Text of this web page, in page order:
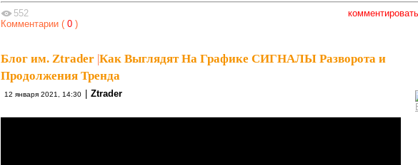
комментировать
552
Комментарии ( 0 )
Блог им. Ztrader |Как Выглядят На Графике СИГНАЛЫ Разворота и
Продолжения Тренда
12 января 2021, 14:30 | Ztrader